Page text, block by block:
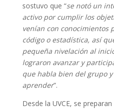
sostuvo que “se notó un
activo por cumplir los
venían con conocimientos
código o estadística, así
pequeña nivelación al
lograron avanzar y
que habla bien del grupo
aprender”.
Desde la UVCE, se